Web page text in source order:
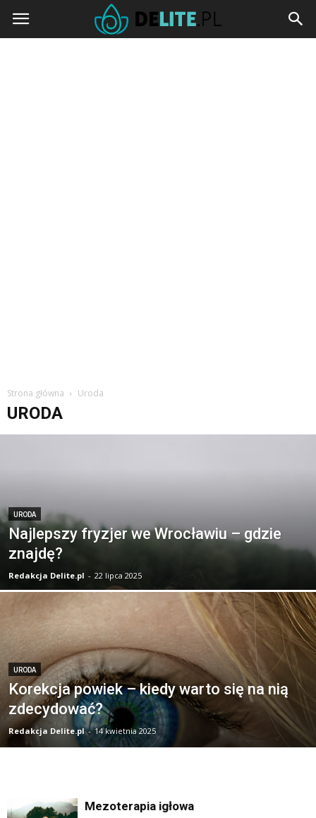
Strona główna Uroda
URODA
URODA
Najlepszy fryzjer we Wrocławiu – gdzie
znajdę?
Redakcja Delite.pl - 22 lipca 2025
URODA
Korekcja powiek – kiedy warto się na nią
zdecydować?
Redakcja Delite.pl - 14 kwietnia 2025
Mezoterapia igłowa